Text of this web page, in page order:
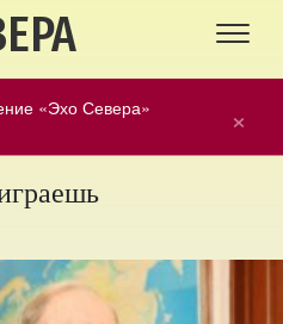
×
«Эхо Севера»